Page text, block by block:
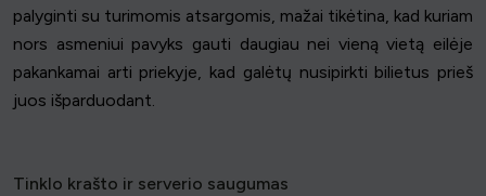
palyginti su turimomis atsargomis, mažai tikėtina, kad kuriam
nors asmeniui pavyks gauti daugiau nei vieną vietą eilėje
pakankamai arti priekyje, kad galėtų nusipirkti bilietus prieš
juos išparduodant.
Tinklo krašto ir serverio saugumas